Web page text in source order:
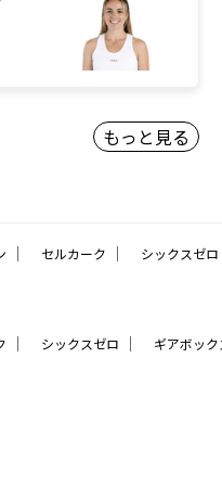
もっと見る
｜ セルカーク ｜ シックスゼロ
｜ シックスゼロ ｜ ギアボック